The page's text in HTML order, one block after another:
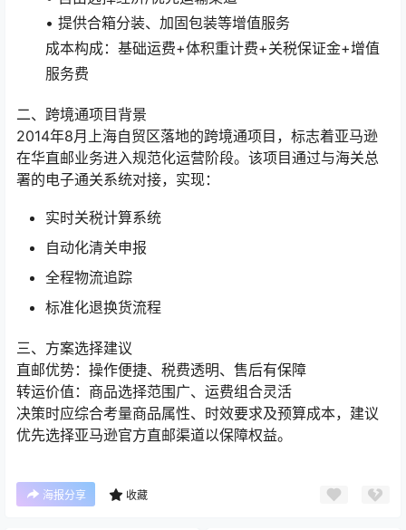
• 提供合箱分装、加固包装等增值服务
成本构成：基础运费+体积重计费+关税保证金+增值
服务费
二、跨境通项目背景
2014年8月上海自贸区落地的跨境通项目，标志着亚马逊
在华直邮业务进入规范化运营阶段。该项目通过与海关总
署的电子通关系统对接，实现：
实时关税计算系统
自动化清关申报
全程物流追踪
标准化退换货流程
三、方案选择建议
直邮优势：操作便捷、税费透明、售后有保障
转运价值：商品选择范围广、运费组合灵活
决策时应综合考量商品属性、时效要求及预算成本，建议
优先选择亚马逊官方直邮渠道以保障权益。
海报分享 收藏